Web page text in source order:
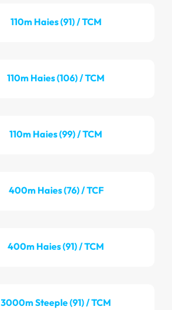
110m Haies (91) / TCM
110m Haies (106) / TCM
110m Haies (99) / TCM
400m Haies (76) / TCF
400m Haies (91) / TCM
3000m Steeple (91) / TCM